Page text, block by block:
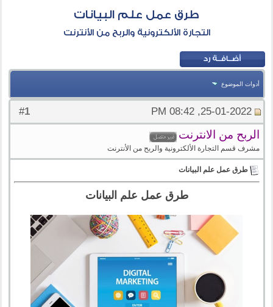
طرق عمل علم البيانات
التجارة الألكترونية والربح من الأنترنت
أدوات الموضوع
#
1 25-01-2022, 08:42 PM
الربح من الانترنت
مشرف قسم التجارة الألكترونية والربح من الأنترنت
طرق عمل علم البيانات
طرق عمل علم البيانات